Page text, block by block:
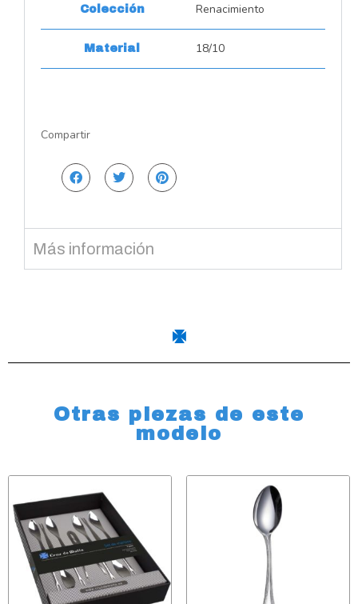
Colección Renacimiento
Material 18/10
Compartir
Más información
Otras piezas de este
modelo